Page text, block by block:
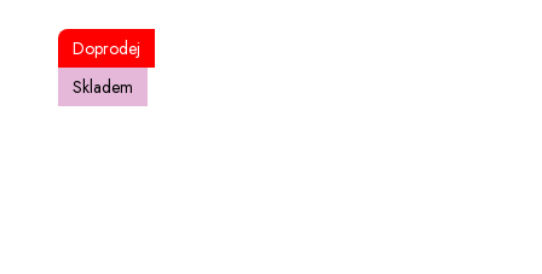
Doprodej
Skladem